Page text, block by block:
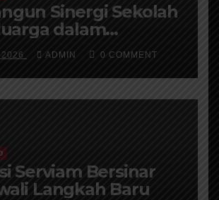
Sinergi Sekolah
dalam
Karakter
DidikADMIN 0 COMMENT
Serviam Bersinar
Langkah Baru